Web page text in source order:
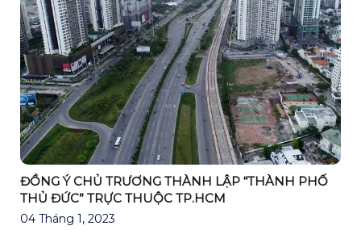
ĐỒNG Ý CHỦ TRƯƠNG THÀNH LẬP “THÀNH PHỐ
THỦ ĐỨC” TRỰC THUỘC TP.HCM
04 Tháng 1, 2023